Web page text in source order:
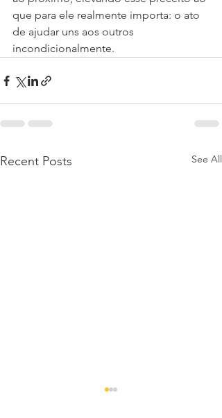
que para ele realmente importa: o ato
de ajudar uns aos outros
incondicionalmente.
Recent Posts See All